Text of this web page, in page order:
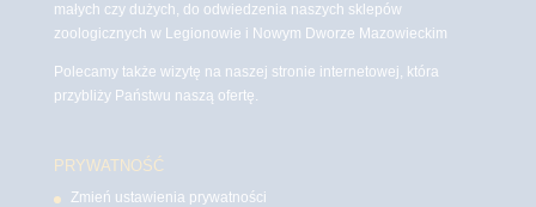
małych czy dużych, do odwiedzenia naszych sklepów
zoologicznych w Legionowie i Nowym Dworze Mazowieckim
Polecamy także wizytę na naszej stronie internetowej, która
przybliży Państwu naszą ofertę.
PRYWATNOŚĆ
Zmień ustawienia prywatności